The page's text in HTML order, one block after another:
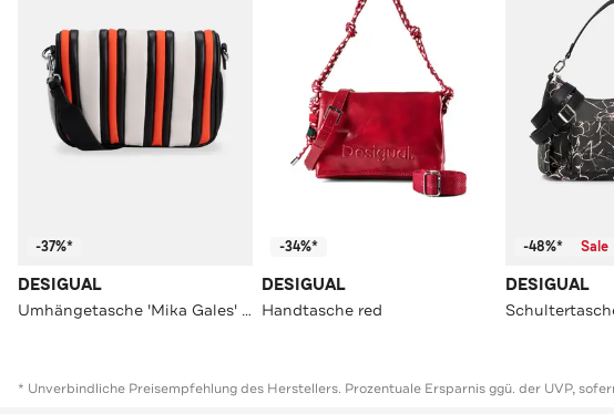
-37%*
DESIGUAL
Umhängetasche 'Mika Gales' gestreift
-34%*
DESIGUAL
Handtasche red
-48%* Sale
DESIGUAL
* Unverbindliche Preisempfehlung des Herstellers. Prozentuale Ersparnis ggü. der UVP,